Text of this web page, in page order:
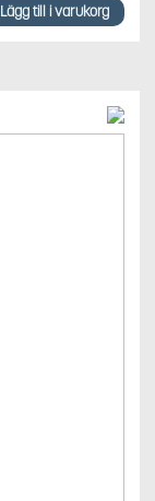
Lägg till i varukorg